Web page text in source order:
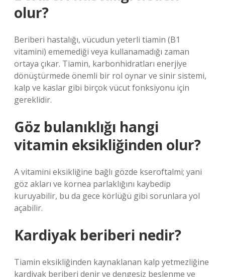
olur?
Beriberi hastalığı, vücudun yeterli tiamin (B1
vitamini) ememediği veya kullanamadığı zaman
ortaya çıkar. Tiamin, karbonhidratları enerjiye
dönüştürmede önemli bir rol oynar ve sinir sistemi,
kalp ve kaslar gibi birçok vücut fonksiyonu için
gereklidir.
Göz bulanıklığı hangi
vitamin eksikliğinden olur?
A vitamini eksikliğine bağlı gözde kseroftalmi; yani
göz akları ve kornea parlaklığını kaybedip
kuruyabilir, bu da gece körlüğü gibi sorunlara yol
açabilir.
Kardiyak beriberi nedir?
Tiamin eksikliğinden kaynaklanan kalp yetmezliğine
kardiyak beriberi denir ve dengesiz beslenme ve